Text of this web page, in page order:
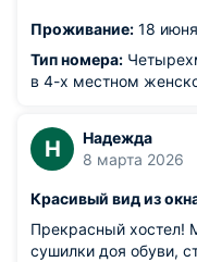
Проживание: 18
Тип номера:
в 4-х местном
Н
Надежда
8 марта 2026
Красивый вид из
Прекрасный хостел!
сушилки доя обуви,